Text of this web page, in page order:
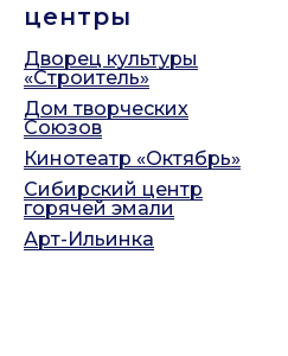
центры
Дворец культуры
«Строитель»
Дом творческих
Союзов
Кинотеатр «Октябрь»
Сибирский центр
горячей эмали
Арт-Ильинка